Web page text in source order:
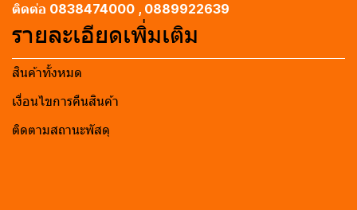
ติดต่อ 0838474000 , 0889922639
รายละเอียดเพิ่มเติม
สินค้าทั้งหมด
เงื่อนไขการคืนสินค้า
ติดตามสถานะพัสดุ